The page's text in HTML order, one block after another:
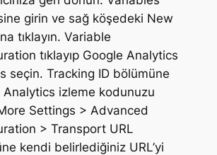
girin ve sağ köşedeki New
tıklayın. Variable
tıklayıp Google Analytics
seçin. Tracking ID bölümüne
Analytics izleme kodunuzu
Settings > Advanced
> Transport URL
kendi belirlediğiniz URL’yi